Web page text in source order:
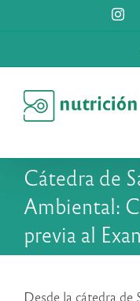
al
Cátedra de
Ambiental:
previa al
Desde la cátedra de